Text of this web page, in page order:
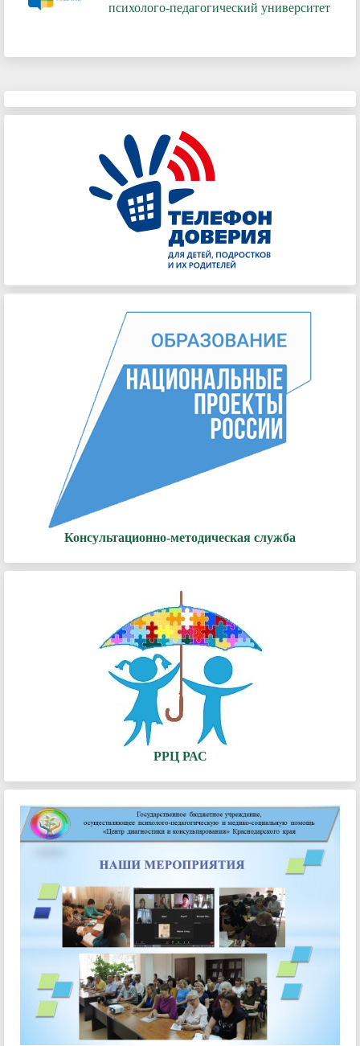
психолого-педагогический университет
Консультационно-методическая служба
РРЦ РАС